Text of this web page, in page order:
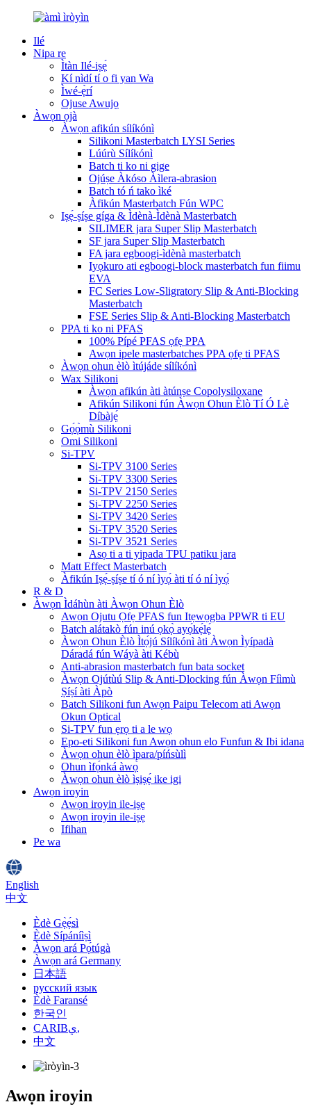
Ilé
Nipa re
Ìtàn Ilé-iṣẹ́
Kí nìdí tí o fi yan Wa
Ìwé-ẹ̀rí
Ojuse Awujọ
Àwọn ọjà
Àwọn afikún sílíkónì
Silikoni Masterbatch LYSI Series
Lúúrù Sílíkónì
Batch ti ko ni gige
Ojúṣe Àkóso Àìlera-abrasion
Batch tó ń tako ìké
Àfikún Masterbatch Fún WPC
Iṣẹ́-ṣíṣe gíga & Ìdènà-Ìdènà Masterbatch
SILIMER jara Super Slip Masterbatch
SF jara Super Slip Masterbatch
FA jara egboogi-ìdènà masterbatch
Iyọkuro ati egboogi-block masterbatch fun fiimu
EVA
FC Series Low-Sligratory Slip & Anti-Blocking
Masterbatch
FSE Series Slip & Anti-Blocking Masterbatch
PPA ti ko ni PFAS
100% Pípé PFAS ọfẹ PPA
Awọn ipele masterbatches PPA ọfẹ ti PFAS
Àwọn ohun èlò ìtújáde sílíkónì
Wax Silikoni
Àwọn afikún àti àtúnṣe Copolysiloxane
Afikún Silikoni fún Àwọn Ohun Èlò Tí Ó Lè
Díbàjẹ́
Gọ́ọ̀mù Silikoni
Omi Silikoni
Si-TPV
Si-TPV 3100 Series
Si-TPV 3300 Series
Si-TPV 2150 Series
Si-TPV 2250 Series
Si-TPV 3420 Series
Si-TPV 3520 Series
Si-TPV 3521 Series
Asọ ti a ti yipada TPU patiku jara
Matt Effect Masterbatch
Àfikún Iṣẹ́-ṣíṣe tí ó ní ìyọ́ àti tí ó ní ìyọ́
R & D
Àwọn Ìdáhùn àti Àwọn Ohun Èlò
Awọn Ojutu Ọfẹ PFAS fun Itẹwọgba PPWR ti EU
Batch alátakò fún inú ọkọ̀ ayọ́kẹ́lẹ́
Àwọn Ohun Èlò Ìtọ́jú Sílíkónì àti Àwọn Ìyípadà
Dáradá fún Wáyà àti Kébù
Anti-abrasion masterbatch fun bata socket
Àwọn Ojútùú Slip & Anti-Dlocking fún Àwọn Fíìmù
Ṣíṣí àti Àpò
Batch Silikoni fun Awọn Paipu Telecom ati Awọn
Okun Optical
Si-TPV fun ẹrọ ti a le wọ
Epo-eti Silikoni fun Awọn ohun elo Funfun & Ibi idana
Àwọn ohun èlò ìpara/píńsùlì
Ohun ìfọ́nká àwọ̀
Àwọn ohun èlò ìṣiṣẹ́ ike igi
Awọn iroyin
Awọn iroyin ile-iṣẹ
Awọn iroyin ile-iṣẹ
Ifihan
Pe wa
English
中文
Èdè Gẹ̀ẹ́sì
Èdè Sípáníìṣì
Àwọn ará Pọ́túgà
Àwọn ará Germany
日本語
русский язык
Èdè Faransé
한국인
CARIBي,
中文
Awọn iroyin